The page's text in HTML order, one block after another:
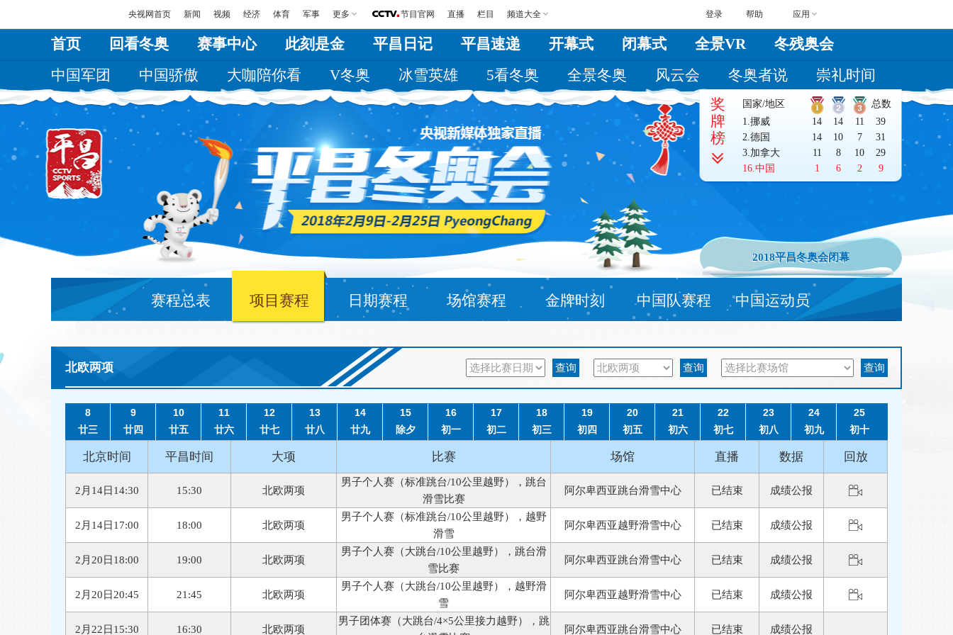
央视网首页 新闻 视频 经济 体育 军事 更多 节目官网 直播 栏目 频道大全 帮助 应用
登录
首页 回看冬奥 赛事中心 此刻是金 平昌日记 平昌速递 开幕式 闭幕式 全景VR
冬残奥会
中国军团
中国骄傲 大咖陪你看 V冬奥 冰雪英雄 5看冬奥 全景冬奥 风云会 冬奥者说
崇礼时间
奖
牌
榜
国家/地区
总数
1.挪威 14 14 11
39
2.德国 14 10 7
31
3.加拿大 11 8 10
29
16.中国 1 6 2 9
2018平昌冬奥会闭幕
赛程总表 项目赛程 日期赛程 场馆赛程 金牌时刻 中国队赛程 中国运动员
北欧两项 查询 查询 查询
8
廿三
9
廿四
10
廿五
11
廿六
12
廿七
13
廿八
14
廿九
15
除夕
16
初一
17
初二
18
初三
19
初四
20
初五
21
初六
22
初七
23
初八
24
初九
25
初十
北京时间 平昌时间 大项 比赛 场馆 直播 数据 回放
2月14日14:30 15:30 北欧两项
男子个人赛（标准跳台/10公里越野），跳台
滑雪比赛
阿尔卑西亚跳台滑雪中心 已结束 成绩公报
2月14日17:00 18:00 北欧两项
男子个人赛（标准跳台/10公里越野），越野
滑雪
阿尔卑西亚越野滑雪中心 已结束 成绩公报
2月20日18:00 19:00 北欧两项
男子个人赛（大跳台/10公里越野），跳台滑
雪比赛
阿尔卑西亚跳台滑雪中心 已结束 成绩公报
2月20日20:45 21:45 北欧两项
男子个人赛（大跳台/10公里越野），越野滑
雪
阿尔卑西亚越野滑雪中心 已结束 成绩公报
2月22日15:30 16:30 北欧两项
男子团体赛（大跳台/4×5公里接力越野），跳
阿尔卑西亚跳台滑雪中心 已结束 成绩公报